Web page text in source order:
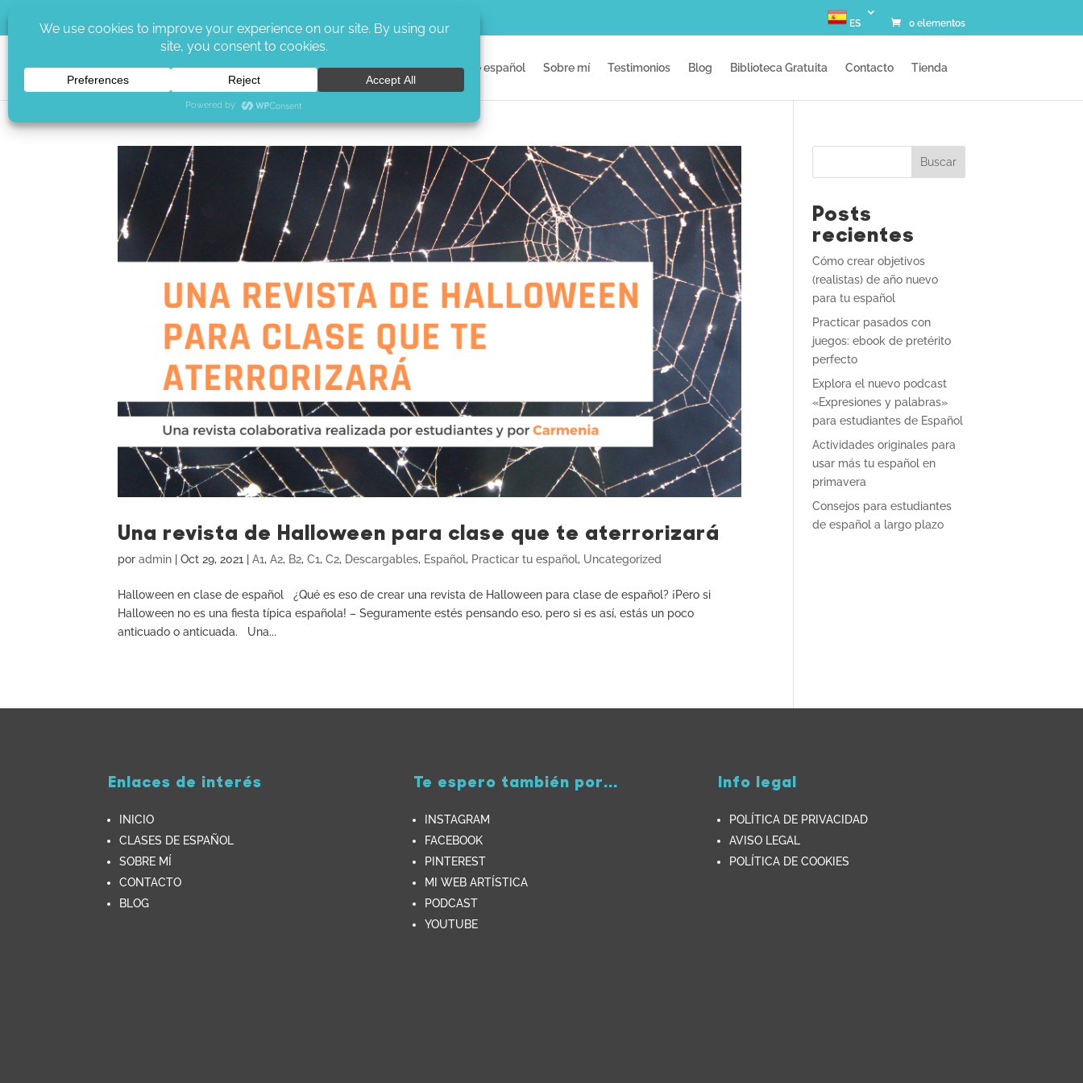
ES 0 elementos
Inicio Clases de español Sobre mí Testimonios Blog Biblioteca Gratuita Contacto Tienda
Una revista de Halloween para clase que te aterrorizará
poradmin |Oct 29, 2021 |A1,A2, B2,C1,C2, Descargables, Español, Practicar tu español, Uncategorized
Halloween en clase de español ¿Qué es eso de crear una revista de Halloween para clase de español? ¡Pero si
Halloween no es una fiesta típica española! – Seguramente estés pensando eso, pero si es así, estás un poco
anticuado o anticuada. Una...
Buscar
Posts
recientes
Cómo crear objetivos
(realistas) de año nuevo
para tu español
Practicar pasados con
juegos: ebook de pretérito
perfecto
Explora el nuevo podcast
«Expresiones y palabras»
para estudiantes de Español
Actividades originales para
usar más tu español en
primavera
Consejos para estudiantes
de español a largo plazo
Enlaces de interés
INICIO
CLASES DE ESPAÑOL
SOBRE MÍ
CONTACTO
BLOG
Te espero también por...
INSTAGRAM
FACEBOOK
PINTEREST
MI WEB ARTÍSTICA
PODCAST
YOUTUBE
Info legal
POLÍTICA DE PRIVACIDAD
AVISO LEGAL
POLÍTICA DE COOKIES